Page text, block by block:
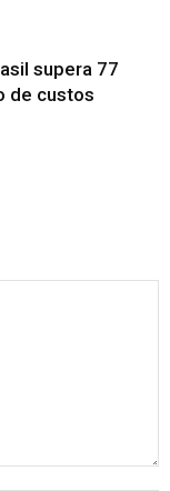
supera 77
de custos